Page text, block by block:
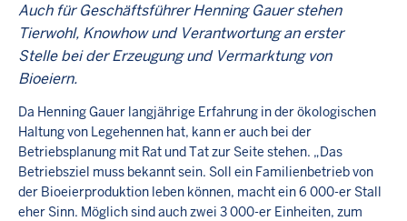
Auch für Geschäftsführer Henning Gauer stehen
Tierwohl, Knowhow und Verantwortung an erster
Stelle bei der Erzeugung und Vermarktung von
Bioeiern.
Da Henning Gauer langjährige Erfahrung in der ökologischen
Haltung von Legehennen hat, kann er auch bei der
Betriebsplanung mit Rat und Tat zur Seite stehen. „Das
Betriebsziel muss bekannt sein. Soll ein Familienbetrieb von
der Bioeierproduktion leben können, macht ein 6 000-er Stall
eher Sinn. Möglich sind auch zwei 3 000-er Einheiten, zum